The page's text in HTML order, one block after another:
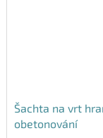
Šachta na vrt
obetonování